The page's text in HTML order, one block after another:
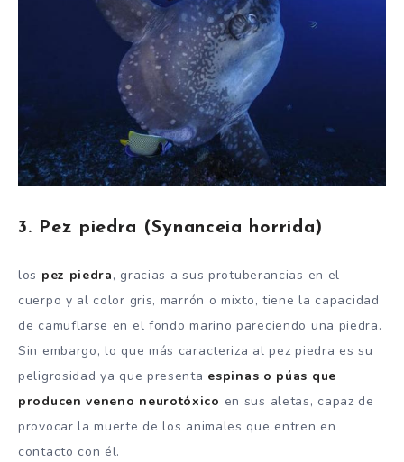
3. Pez piedra (Synanceia horrida)
los pez piedra, gracias a sus protuberancias en el
cuerpo y al color gris, marrón o mixto, tiene la capacidad
de camuflarse en el fondo marino pareciendo una piedra.
Sin embargo, lo que más caracteriza al pez piedra es su
peligrosidad ya que presenta espinas o púas que
producen veneno neurotóxico en sus aletas, capaz de
provocar la muerte de los animales que entren en
contacto con él.